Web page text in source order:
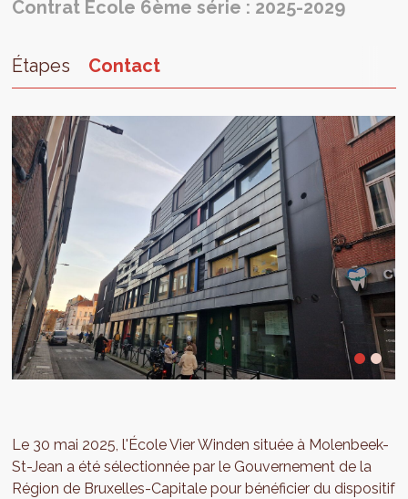
Contrat École 6ème série : 2025-2029
Étapes Contact
Le 30 mai 2025, l'École Vier Winden située à Molenbeek-
St-Jean a été sélectionnée par le Gouvernement de la
Région de Bruxelles-Capitale pour bénéficier du dispositif